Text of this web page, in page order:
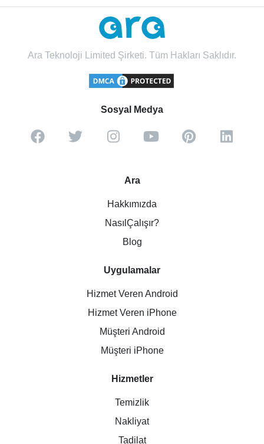
Ara Teknoloji Limited Şirketi. Tüm Hakları Saklıdır.
Sosyal Medya
Ara
Hakkımızda
NasılÇalışır?
Blog
Uygulamalar
Hizmet Veren Android
Hizmet Veren iPhone
Müşteri Android
Müşteri iPhone
Hizmetler
Temizlik
Nakliyat
Tadilat